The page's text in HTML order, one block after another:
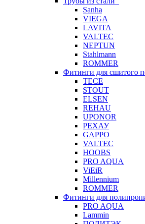
Sanha
VIEGA
LAVITA
VALTEC
NEPTUN
Stahlmann
ROMMER
Фитинги для сшитого
TECE
STOUT
ELSEN
REHAU
UPONOR
РЕХАУ
GAPPO
VALTEC
HOOBS
PRO AQUA
ViEiR
Millennium
ROMMER
Фитинги для
PRO AQUA
Lammin